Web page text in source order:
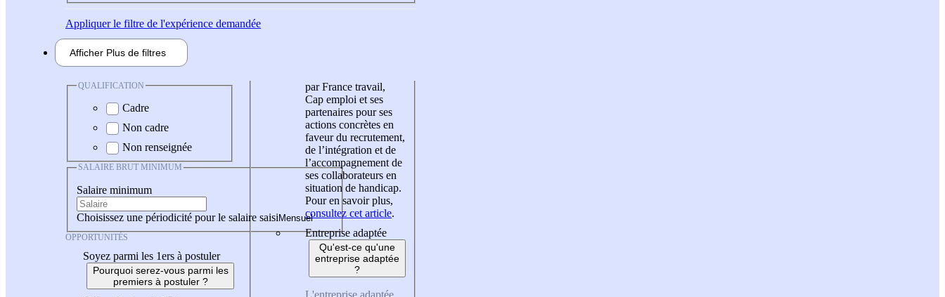
Appliquerle filtre de l'expérience demandée
Afficher Plus de filtres
QUALIFICATION
Cadre
Non cadre
Non renseignée
SALAIRE BRUT MINIMUM
Salaire minimum
Choisissez une périodicité pour le salaire saisi
OPPORTUNITÉS
Soyez parmi les 1ers à postuler
Pourquoi serez-vous parmi les
premiers à postuler ?
par France travail,
Cap emploi et ses
partenaires pour ses
actions concrètes en
faveur du recrutement,
de l’intégration et de
l’accompagnement de
ses collaborateurs en
situation de handicap.
Pour en savoir plus,
consultez cet article.
Entreprise adaptée
Qu'est-ce qu'une
entreprise adaptée
?
L'entreprise adaptée